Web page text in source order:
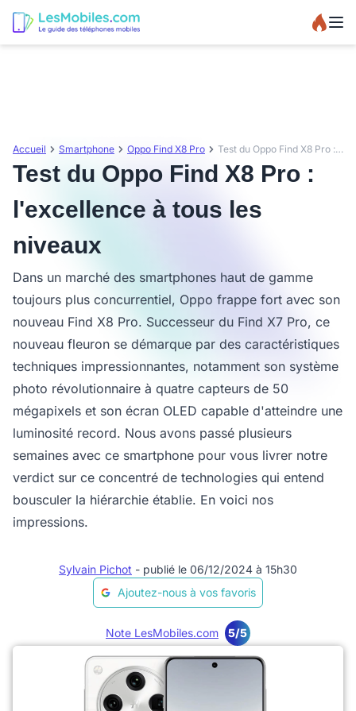
Accueil Smartphone Oppo Find X8 Pro Test du Oppo Find X8 Pro : l'excellence à tous les niveaux
Test du Oppo Find X8 Pro :
l'excellence à tous les
niveaux
Dans un marché des smartphones haut de gamme
toujours plus concurrentiel, Oppo frappe fort avec son
nouveau Find X8 Pro. Successeur du Find X7 Pro, ce
nouveau fleuron se démarque par des caractéristiques
techniques impressionnantes, notamment son système
photo révolutionnaire à quatre capteurs de 50
mégapixels et son écran OLED capable d'atteindre une
luminosité record. Nous avons passé plusieurs
semaines avec ce smartphone pour vous livrer notre
verdict sur ce concentré de technologies qui entend
bousculer la hiérarchie établie. En voici nos
impressions.
Sylvain Pichot - publié le 06/12/2024 à 15h30
Ajoutez-nous à vos favoris
Note LesMobiles.com 5/5